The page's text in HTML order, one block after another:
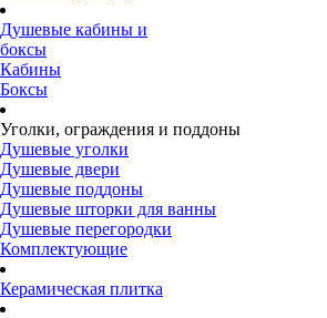
Душевые кабины и
боксы
Кабины
Боксы
Уголки, ограждения и поддоны
Душевые уголки
Душевые двери
Душевые поддоны
Душевые шторки для ванны
Душевые перегородки
Комплектующие
Керамическая плитка